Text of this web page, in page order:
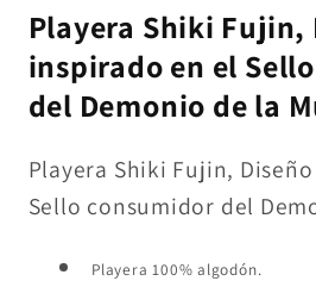
Playera Shiki Fujin,
inspirado en el
del Demonio de la
Playera Shiki Fujin,
Sello consumidor del
Playera 100% algodón.